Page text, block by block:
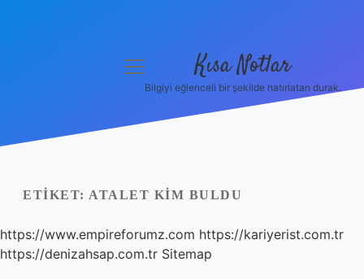
Yasal Uyarı
Hakkımızda
menüyü
Kısa Notlar
Bilgiyi eğlenceli bir şekilde hatırlatan durak.
ETIKET: ATALET KIM BULDU
https://www.empireforumz.com https://kariyerist.com.tr
https://denizahsap.com.tr Sitemap